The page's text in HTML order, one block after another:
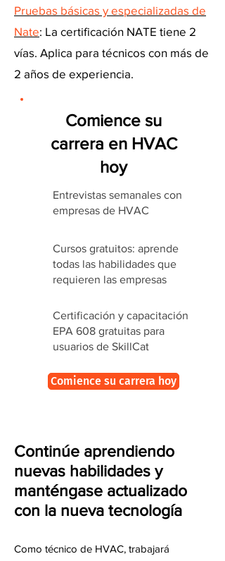
Pruebas básicas y especializadas de
Nate: La certificación NATE tiene 2
vías. Aplica para técnicos con más de
2 años de experiencia.
Comience su
carrera en HVAC
hoy
Entrevistas semanales con
empresas de HVAC
Cursos gratuitos: aprende
todas las habilidades que
requieren las empresas
Certificación y capacitación
EPA 608 gratuitas para
usuarios de SkillCat
Comience su carrera hoy
Continúe aprendiendo
nuevas habilidades y
manténgase actualizado
con la nueva tecnología
Como técnico de HVAC, trabajará